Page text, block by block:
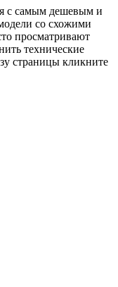
с самым дешевым и
со схожими
просматривают
технические
страницы кликните